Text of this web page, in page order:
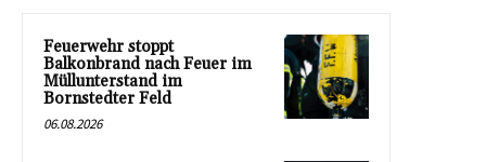
Feuerwehr stoppt
Balkonbrand nach Feuer im
Müllunterstand im
Bornstedter Feld
06.08.2026